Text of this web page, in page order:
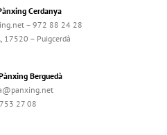
Cerdanya
– 972 88 24 28
17520 – Puigcerdà
Berguedà
27 08